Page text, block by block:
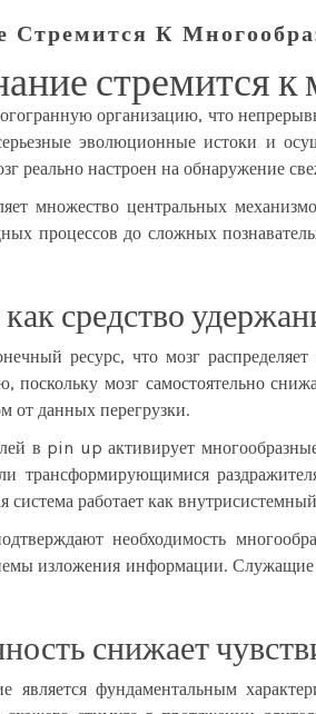
Стремится К
стремится к
организацию, что
эволюционные истоки и
реально настроен на обнаружение
множество центральных
процессов до сложных
средство
ресурс, что мозг
поскольку мозг самостоятельно
от данных перегрузки.
в pin up активирует
трансформирующимися
система работает как
необходимость
изложения информации. Служащие
снижает
является фундаментальным